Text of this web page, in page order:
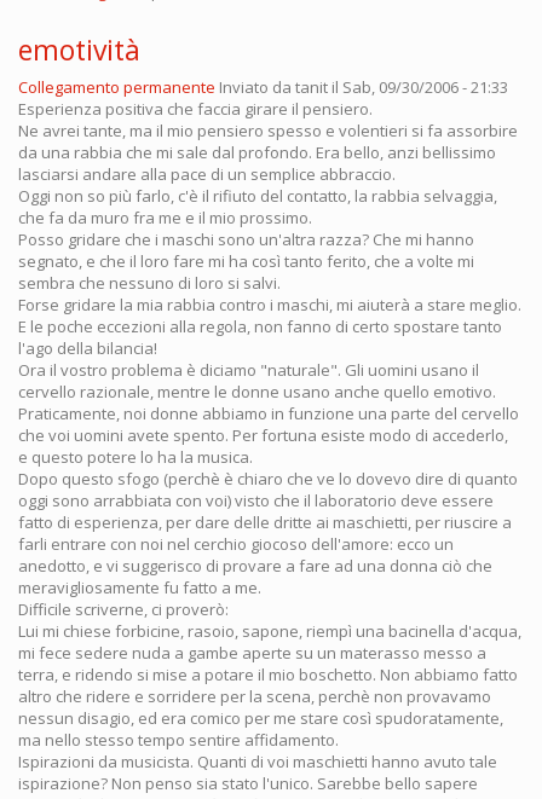
emotività
Collegamento permanente Inviato da tanit il Sab, 09/30/2006 - 21:33
Esperienza positiva che faccia girare il pensiero.
Ne avrei tante, ma il mio pensiero spesso e volentieri si fa assorbire
da una rabbia che mi sale dal profondo. Era bello, anzi bellissimo
lasciarsi andare alla pace di un semplice abbraccio.
Oggi non so più farlo, c'è il rifiuto del contatto, la rabbia selvaggia,
che fa da muro fra me e il mio prossimo.
Posso gridare che i maschi sono un'altra razza? Che mi hanno
segnato, e che il loro fare mi ha così tanto ferito, che a volte mi
sembra che nessuno di loro si salvi.
Forse gridare la mia rabbia contro i maschi, mi aiuterà a stare meglio.
E le poche eccezioni alla regola, non fanno di certo spostare tanto
l'ago della bilancia!
Ora il vostro problema è diciamo "naturale". Gli uomini usano il
cervello razionale, mentre le donne usano anche quello emotivo.
Praticamente, noi donne abbiamo in funzione una parte del cervello
che voi uomini avete spento. Per fortuna esiste modo di accederlo,
e questo potere lo ha la musica.
Dopo questo sfogo (perchè è chiaro che ve lo dovevo dire di quanto
oggi sono arrabbiata con voi) visto che il laboratorio deve essere
fatto di esperienza, per dare delle dritte ai maschietti, per riuscire a
farli entrare con noi nel cerchio giocoso dell'amore: ecco un
anedotto, e vi suggerisco di provare a fare ad una donna ciò che
meravigliosamente fu fatto a me.
Difficile scriverne, ci proverò:
Lui mi chiese forbicine, rasoio, sapone, riempì una bacinella d'acqua,
mi fece sedere nuda a gambe aperte su un materasso messo a
terra, e ridendo si mise a potare il mio boschetto. Non abbiamo fatto
altro che ridere e sorridere per la scena, perchè non provavamo
nessun disagio, ed era comico per me stare così spudoratamente,
ma nello stesso tempo sentire affidamento.
Ispirazioni da musicista. Quanti di voi maschietti hanno avuto tale
ispirazione? Non penso sia stato l'unico. Sarebbe bello sapere